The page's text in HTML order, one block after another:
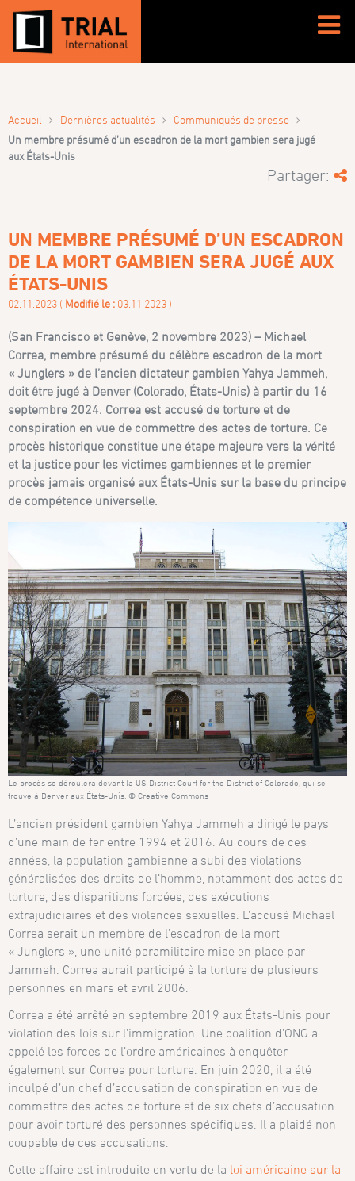
Accueil › Dernières actualités › Communiqués de presse ›
Un membre présumé d’un escadron de la mort gambien sera jugé
aux États-Unis
Partager:
UN MEMBRE PRÉSUMÉ D’UN ESCADRON
DE LA MORT GAMBIEN SERA JUGÉ AUX
ÉTATS-UNIS
02.11.2023 ( Modifié le : 03.11.2023 )
(San Francisco et Genève, 2 novembre 2023) – Michael
Correa, membre présumé du célèbre escadron de la mort
« Junglers » de l’ancien dictateur gambien Yahya Jammeh,
doit être jugé à Denver (Colorado, États-Unis) à partir du 16
septembre 2024. Correa est accusé de torture et de
conspiration en vue de commettre des actes de torture. Ce
procès historique constitue une étape majeure vers la vérité
et la justice pour les victimes gambiennes et le premier
procès jamais organisé aux États-Unis sur la base du principe
de compétence universelle.
Le procès se déroulera devant la US District Court for the District of Colorado, qui se
trouve à Denver aux États-Unis. © Creative Commons
L’ancien président gambien Yahya Jammeh a dirigé le pays
d’une main de fer entre 1994 et 2016. Au cours de ces
années, la population gambienne a subi des violations
généralisées des droits de l’homme, notamment des actes de
torture, des disparitions forcées, des exécutions
extrajudiciaires et des violences sexuelles. L’accusé Michael
Correa serait un membre de l’escadron de la mort
« Junglers », une unité paramilitaire mise en place par
Jammeh. Correa aurait participé à la torture de plusieurs
personnes en mars et avril 2006.
Correa a été arrêté en septembre 2019 aux États-Unis pour
violation des lois sur l’immigration. Une coalition d’ONG a
appelé les forces de l’ordre américaines à enquêter
également sur Correa pour torture. En juin 2020, il a été
inculpé d’un chef d’accusation de conspiration en vue de
commettre des actes de torture et de six chefs d’accusation
pour avoir torturé des personnes spécifiques. Il a plaidé non
coupable de ces accusations.
Cette affaire est introduite en vertu de la loi américaine sur la